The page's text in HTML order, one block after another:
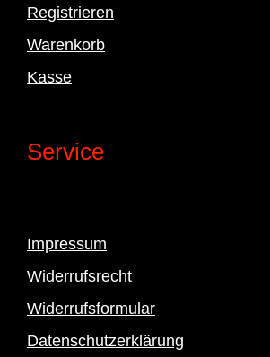
Registrieren
Warenkorb
Kasse
Service
Impressum
Widerrufsrecht
Widerrufsformular
Datenschutzerklärung